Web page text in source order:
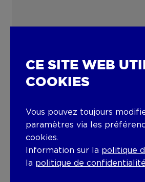
CE SITE WEB
COOKIES
Vous pouvez toujours
paramètres via les
cookies.
Information sur la politique
la politique de confidentialité